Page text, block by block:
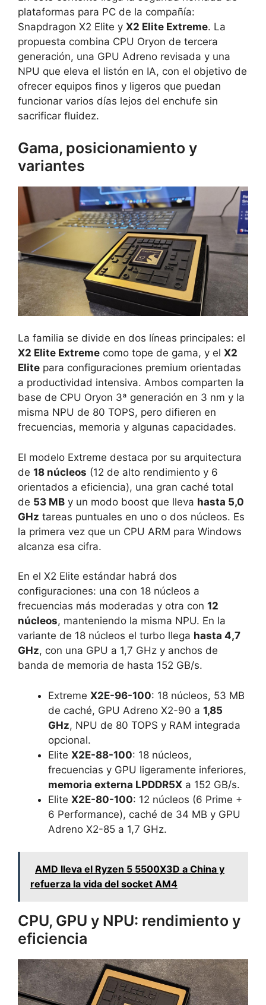
plataformas para PC de la compañía:
Snapdragon X2 Elite y X2 Elite Extreme. La
propuesta combina CPU Oryon de tercera
generación, una GPU Adreno revisada y una
NPU que eleva el listón en IA, con el objetivo de
ofrecer equipos finos y ligeros que puedan
funcionar varios días lejos del enchufe sin
sacrificar fluidez.
Gama, posicionamiento y
variantes
La familia se divide en dos líneas principales: el
X2 Elite Extreme como tope de gama, y el X2
Elite para configuraciones premium orientadas
a productividad intensiva. Ambos comparten la
base de CPU Oryon 3ª generación en 3 nm y la
misma NPU de 80 TOPS, pero difieren en
frecuencias, memoria y algunas capacidades.
El modelo Extreme destaca por su arquitectura
de 18 núcleos (12 de alto rendimiento y 6
orientados a eficiencia), una gran caché total
de 53 MB y un modo boost que lleva hasta 5,0
GHz tareas puntuales en uno o dos núcleos. Es
la primera vez que un CPU ARM para Windows
alcanza esa cifra.
En el X2 Elite estándar habrá dos
configuraciones: una con 18 núcleos a
frecuencias más moderadas y otra con 12
núcleos, manteniendo la misma NPU. En la
variante de 18 núcleos el turbo llega hasta 4,7
GHz, con una GPU a 1,7 GHz y anchos de
banda de memoria de hasta 152 GB/s.
Extreme X2E-96-100: 18 núcleos, 53 MB
de caché, GPU Adreno X2-90 a 1,85
GHz, NPU de 80 TOPS y RAM integrada
opcional.
Elite X2E-88-100: 18 núcleos,
frecuencias y GPU ligeramente inferiores,
memoria externa LPDDR5X a 152 GB/s.
Elite X2E-80-100: 12 núcleos (6 Prime +
6 Performance), caché de 34 MB y GPU
Adreno X2-85 a 1,7 GHz.
AMD lleva el Ryzen 5 5500X3D a China y
refuerza la vida del socket AM4
CPU, GPU y NPU: rendimiento y
eficiencia